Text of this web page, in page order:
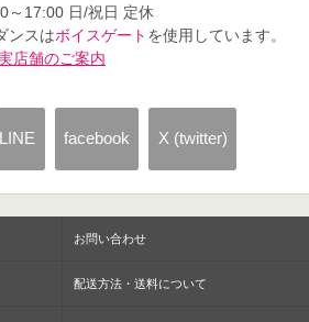
17:00 日/祝日 定休
ンスはボイスゲート を使用しています。
店舗のご案内
LINE facebook X (twitter)
お問い合わせ
配送方法・送料について